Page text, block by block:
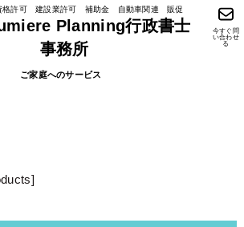
格許可 建設業許可 補助金 自動車関連 販促
Planning行政書士
事務所
ご家庭へのサービス
今すぐ問
い合わせ
る